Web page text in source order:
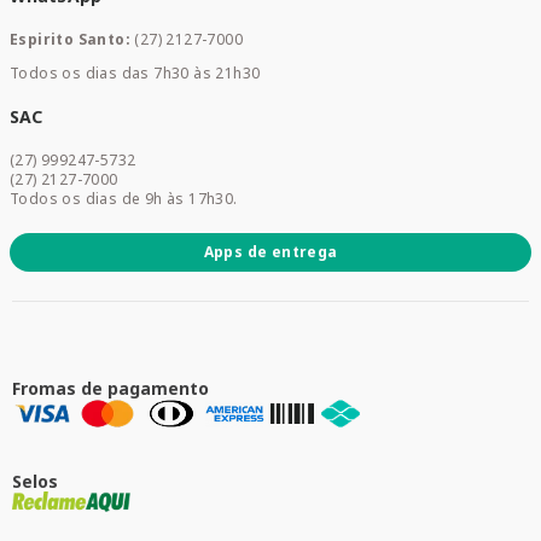
Mamães e Bebê
Dermocosméticos
Promoções
Espirito Santo: (27) 2127-7000
Todos os dias das 7h30 às 21h30
SAC
(27) 999247-5732
(27) 2127-7000
Todos os dias de 9h às 17h30.
Apps de entrega
Fromas de pagamento
Selos